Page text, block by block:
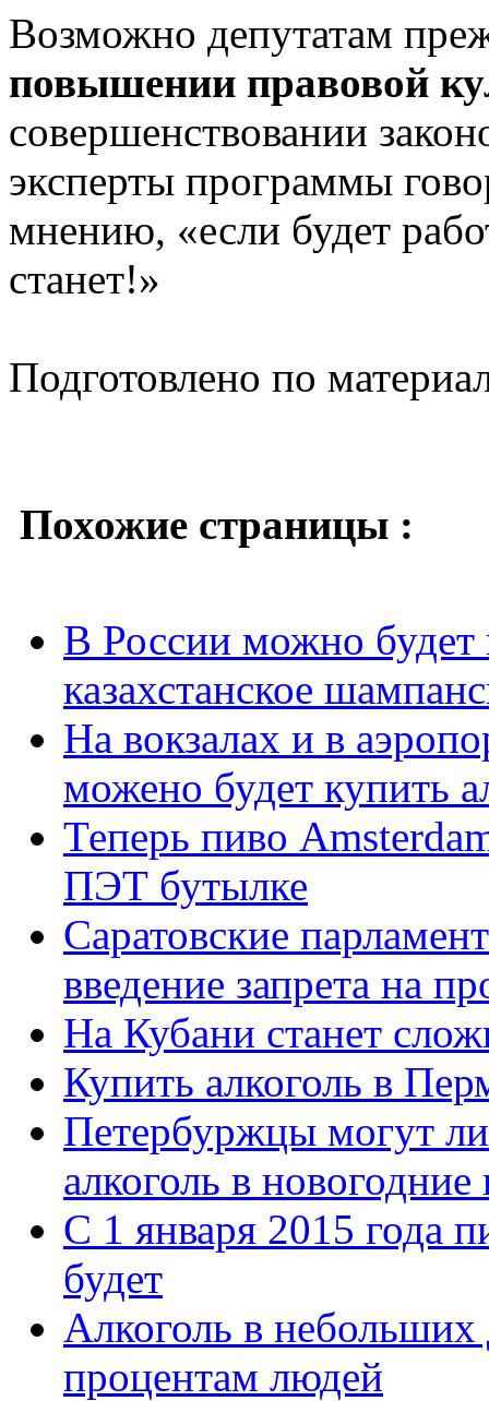
Возможно депутатам
повышении правовой
совершенствовании
эксперты программы
мнению, «если будет
станет!»
Подготовлено по
Похожие страницы :
В России можно будет
казахстанское
На вокзалах и в
можено будет купить
Теперь пиво
ПЭТ бутылке
Саратовские
введение запрета на
На Кубани станет
Купить алкоголь в
Петербуржцы могут
алкоголь в
С 1 января 2015 года
будет
Алкоголь в небольших
процентам людей